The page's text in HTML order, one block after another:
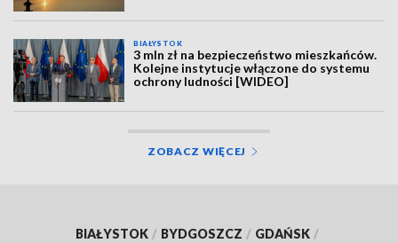
BIAŁYSTOK
3 mln zł na bezpieczeństwo mieszkańców.
Kolejne instytucje włączone do systemu
ochrony ludności [WIDEO]
ZOBACZ WIĘCEJ
BIAŁYSTOK / BYDGOSZCZ / GDAŃSK /